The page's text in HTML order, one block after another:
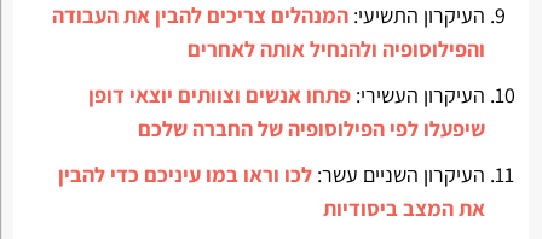
העיקרון התשיעי: המנהלים צריכים להבין את העבודה
והפילוסופיה ולהנחיל אותה לאחרים
העיקרון העשירי: פתחו אנשים וצוותים יוצאי דופן
שיפעלו לפי הפילוסופיה של החברה שלכם
העיקרון השניים עשר: לכו וראו במו עיניכם כדי להבין
את המצב ביסודיות